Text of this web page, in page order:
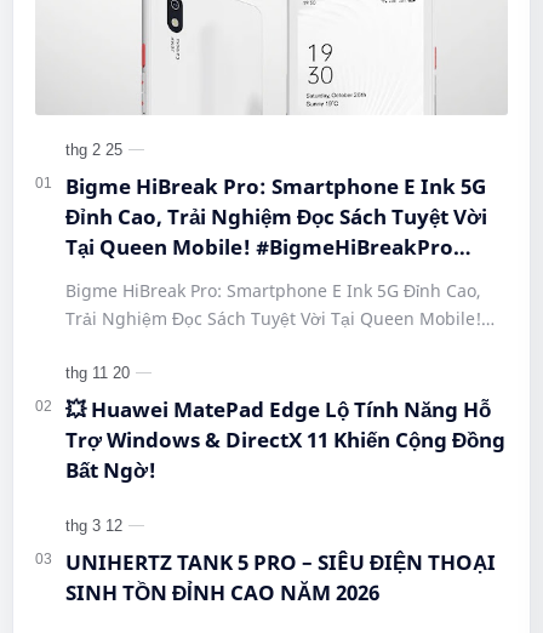
Bigme HiBreak Pro: Smartphone E Ink 5G
Đỉnh Cao, Trải Nghiệm Đọc Sách Tuyệt Vời
Tại Queen Mobile! #BigmeHiBreakPro
#SmartphoneEInk #QueenMobile
#HiBreakPro5G #DienThoaiDocSach
#CongNgheMoi #MuaSamThongMinh
#EInkPhone #5GSmartphone
Bigme HiBreak Pro: Smartphone E Ink 5G Đỉnh Cao,
Trải Nghiệm Đọc Sách Tuyệt Vời Tại Queen Mobile!
#Hi…
💥 Huawei MatePad Edge Lộ Tính Năng Hỗ
Trợ Windows & DirectX 11 Khiến Cộng Đồng
Bất Ngờ!
UNIHERTZ TANK 5 PRO – SIÊU ĐIỆN THOẠI
SINH TỒN ĐỈNH CAO NĂM 2026